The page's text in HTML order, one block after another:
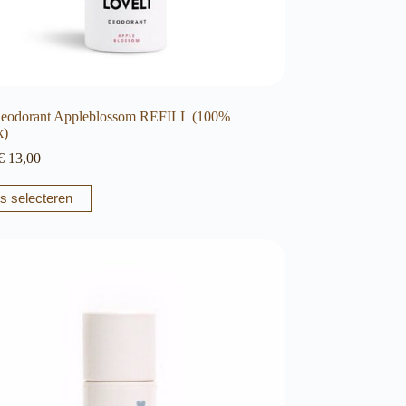
Appleblossom REFILL (100%
13,00Prijsklasse:
tot
€ 13,00
selecteren